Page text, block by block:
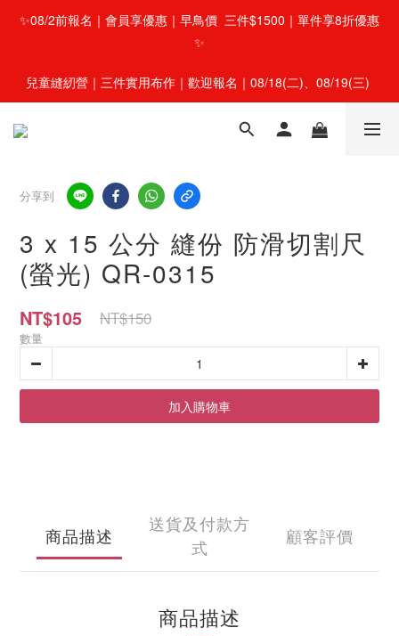
✨08/2前報名｜會員享優惠｜早鳥價  三件$1500｜單件享8折優惠
✨
兒童縫紉營｜三件實用布作｜歡迎報名｜08/18(二)、08/19(三)
分享到
3 x 15 公分 縫份 防滑切割尺
(螢光) QR-0315
NT$105 NT$150
數量
加入購物車
商品描述
送貨及付款方
式
顧客評價
商品描述